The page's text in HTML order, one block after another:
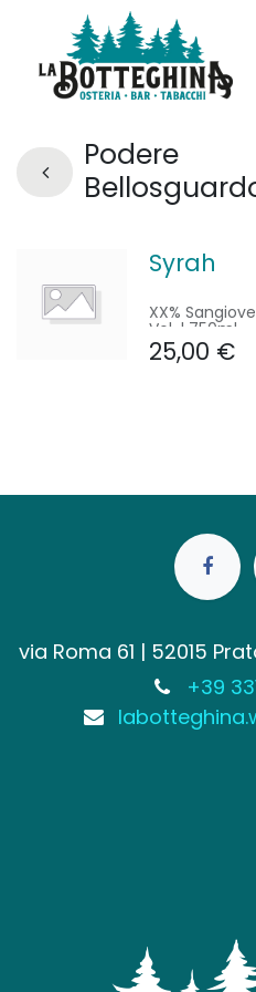
Podere
Syrah
XX%
Vol. | 750ml
25,00 €
via Roma 61 | 52015
+39